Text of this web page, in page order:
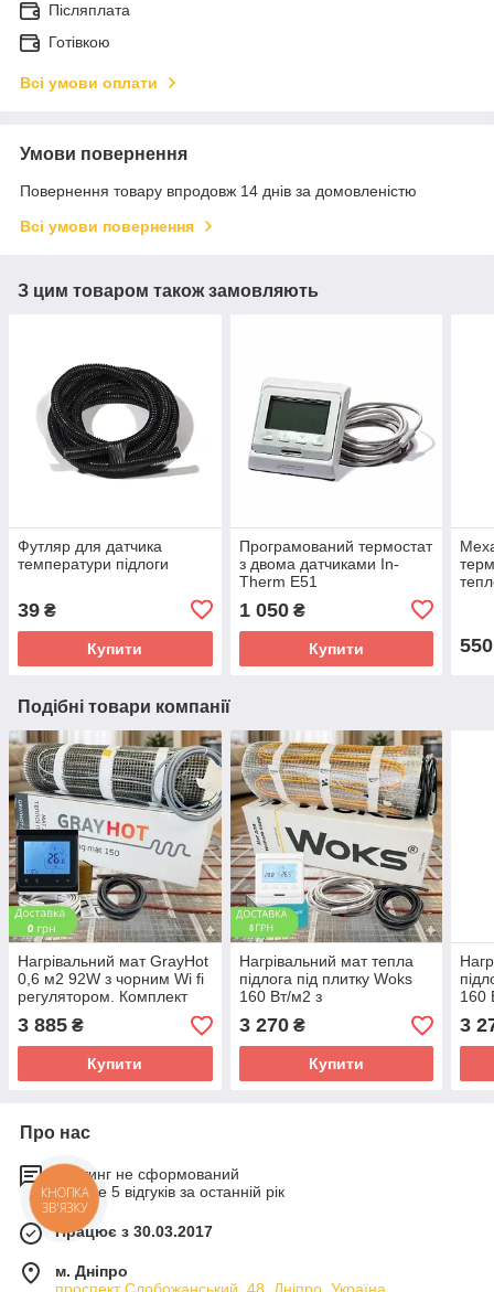
Післяплата
Готівкою
Всі умови оплати
Умови повернення
Повернення товару впродовж 14 днів за домовленістю
Всі умови повернення
З цим товаром також замовляють
Футляр для датчика
температури підлоги
39 ₴
Купити
Програмований термостат
з двома датчиками In-
Therm E51
1 050₴
Купити 550
Подібні товари компанії
Нагрівальний мат GrayHot
0,6 м2 92W з чорним Wi fi
регулятором. Комплект
теплої підлоги
3 885 ₴
Купити
Нагрівальний мат тепла
підлога під плитку Woks
160 Вт/м2 з
програмованим
регулятором
3 270₴
Купити
160
3
Про нас
Рейтинг не сформований
Менше 5 відгуків за останній рік
Працює з 30.03.2017
м. Дніпро
КНОПКА
ЗВ'ЯЗКУ